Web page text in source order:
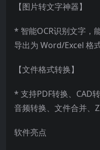
【图片转文字神器】
* 智能OCR识别文字，
导出为 Word/Excel 格式
【文件格式转换】
* 支持PDF转换、CAD
音频转换、文件合并、
软件亮点